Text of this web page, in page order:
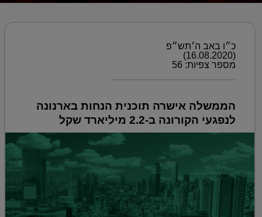
כ״ו באב ה׳תש״פ
(16.08.2020)
מספר צפיות: 56
הממשלה אישרה תוכנית הנחות בארנונה
לנפגעי הקורונה ב-2.2 מיליארד שקל